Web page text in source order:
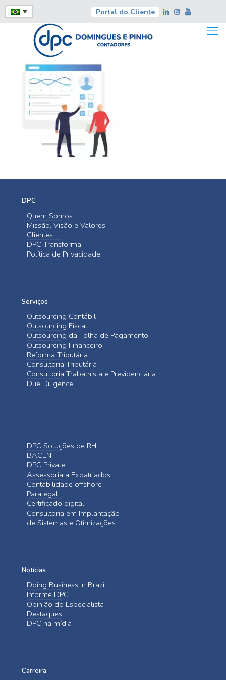
Portal do Cliente
DPC
Quem Somos
Missão, Visão e Valores
Clientes
DPC Transforma
Política de Privacidade
Serviços
Outsourcing Contábil
Outsourcing Fiscal
Outsourcing da Folha de Pagamento
Outsourcing Financeiro
Reforma Tributária
Consultoria Tributária
Consultoria Trabalhista e Previdenciária
Due Diligence
DPC Soluções de RH
BACEN
DPC Private
Assessoria a Expatriados
Contabilidade offshore
Paralegal
Certificado digital
Consultoria em Implantação
de Sistemas e Otimizações
Notícias
Doing Business in Brazil
Informe DPC
Opinião do Especialista
Destaques
DPC na mídia
Carreira